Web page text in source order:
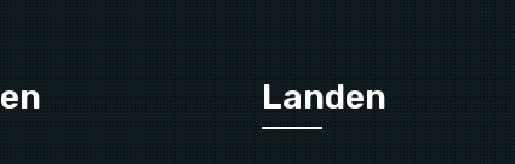
Landen